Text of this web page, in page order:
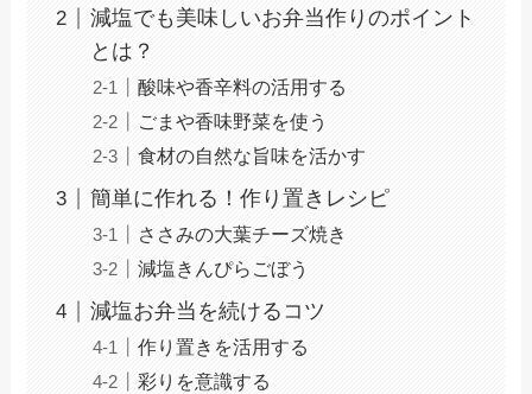
減塩でも美味しいお弁当作りのポイント
とは？
酸味や香辛料の活用する
ごまや香味野菜を使う
食材の自然な旨味を活かす
簡単に作れる！作り置きレシピ
ささみの大葉チーズ焼き
減塩きんぴらごぼう
減塩お弁当を続けるコツ
作り置きを活用する
彩りを意識する